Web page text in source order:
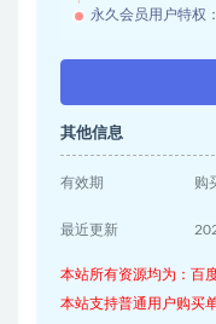
永久会员用户特权：
其他信息
有效期 购
最近更新
本站所有资源均为：百
本站支持普通用户购买